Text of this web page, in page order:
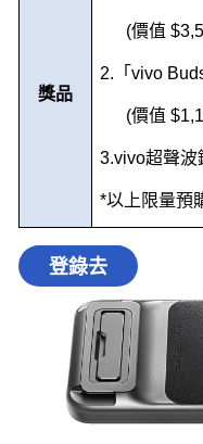
獎品
(價值
2. 「vivo
(價值
3.vivo超聲波
*以上限量預
登錄去